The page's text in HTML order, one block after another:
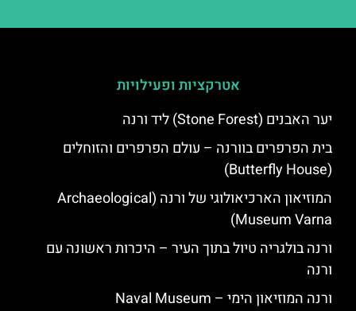
אטרקציות ופעילויות
יער האבנים (Stone Forest) ליד ורנה
בית הפרפרים בוורנה – עולם הפרפרים והזוחלים
(Butterfly House)
המוזיאון הארכיאולוגי של ורנה (Archaeological
Museum Varna)
ורנה בולגריה טיול בתוך העיר – היכרות ראשונה עם
ורנה
ורנה המוזיאון הימי – Naval Museum